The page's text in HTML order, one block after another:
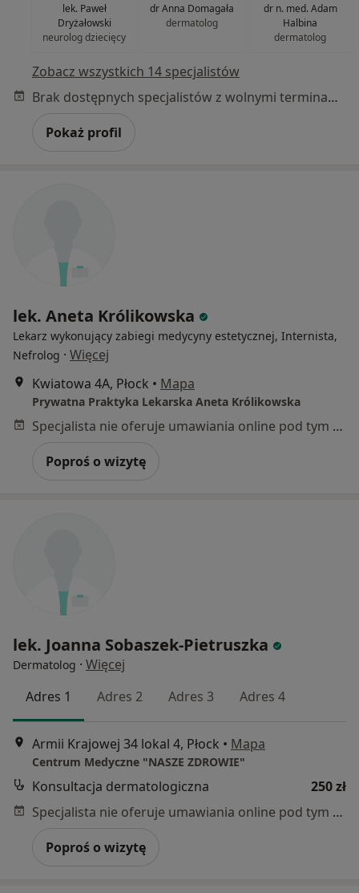
lek. Paweł
Dryżałowski
neurolog dziecięcy
dr Anna Domagała
dermatolog
dr n. med. Adam
Halbina
dermatolog
Zobacz wszystkich 14 specjalistów
Brak dostępnych specjalistów z wolnymi terminami w tym centrum medycznym.
Pokaż profil
lek. Aneta Królikowska
Lekarz wykonujący zabiegi medycyny estetycznej, Internista,
Nefrolog · Więcej
Kwiatowa 4A, Płock • Mapa
Prywatna Praktyka Lekarska Aneta Królikowska
Specjalista nie oferuje umawiania online pod tym adresem.
Poproś o wizytę
lek. Joanna Sobaszek-Pietruszka
Dermatolog · Więcej
Adres 1
Adres 2 Adres 3 Adres 4
Armii Krajowej 34 lokal 4, Płock • Mapa
Centrum Medyczne "NASZE ZDROWIE"
Konsultacja dermatologiczna
250 zł
Specjalista nie oferuje umawiania online pod tym adresem.
Poproś o wizytę